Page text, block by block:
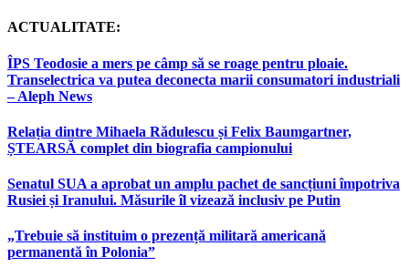
ACTUALITATE:
ÎPS Teodosie a mers pe câmp să se roage pentru ploaie.
Transelectrica va putea deconecta marii consumatori industriali
– Aleph News
Relația dintre Mihaela Rădulescu și Felix Baumgartner,
ȘTEARSĂ complet din biografia campionului
Senatul SUA a aprobat un amplu pachet de sancțiuni împotriva
Rusiei și Iranului. Măsurile îl vizează inclusiv pe Putin
„Trebuie să instituim o prezență militară americană
permanentă în Polonia”